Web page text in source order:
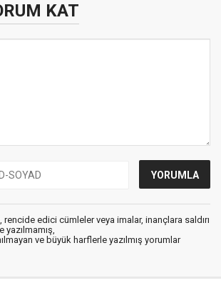
KAT
rencide edici cümleler veya imalar, inançlara saldırı
yazılmamış,
ve büyük harflerle yazılmış yorumlar